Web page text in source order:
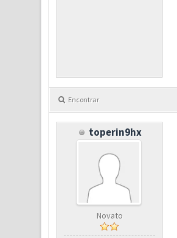
Encontrar
toperin9hx
Novato